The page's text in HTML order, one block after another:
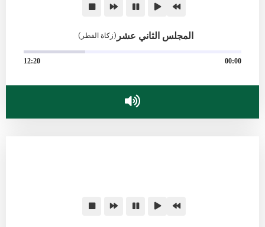
المجلس الثاني عشر (زكاة الفطر)
00:00
12:20